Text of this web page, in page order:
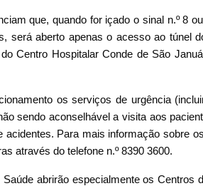
que, quando for içado o sinal n.º 8
será aberto apenas o acesso ao túnel
Centro Hospitalar Conde de São
os serviços de urgência
sendo aconselhável a visita aos
acidentes. Para mais informação sobre
através do telefone n.º 8390 3600.
abrirão especialmente os Centros